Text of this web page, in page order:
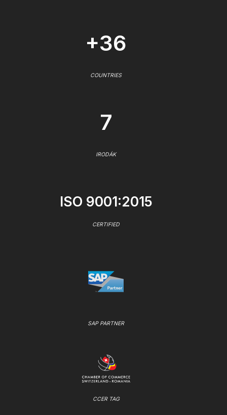
+36
COUNTRIES
7
IRODÁK
ISO 9001:2015
CERTIFIED
SAP PARTNER
CCER TAG